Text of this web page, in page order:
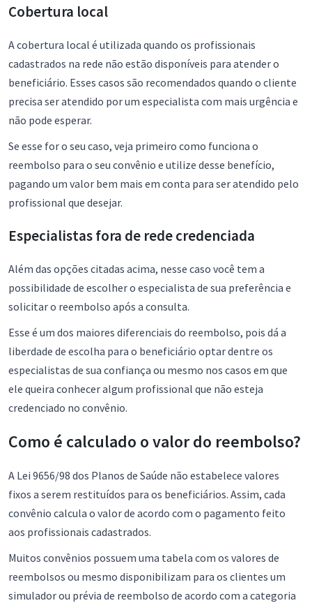
Cobertura local
A cobertura local é utilizada quando os profissionais
cadastrados na rede não estão disponíveis para atender o
beneficiário. Esses casos são recomendados quando o cliente
precisa ser atendido por um especialista com mais urgência e
não pode esperar.
Se esse for o seu caso, veja primeiro como funciona o
reembolso para o seu convênio e utilize desse benefício,
pagando um valor bem mais em conta para ser atendido pelo
profissional que desejar.
Especialistas fora de rede credenciada
Além das opções citadas acima, nesse caso você tem a
possibilidade de escolher o especialista de sua preferência e
solicitar o reembolso após a consulta.
Esse é um dos maiores diferenciais do reembolso, pois dá a
liberdade de escolha para o beneficiário optar dentre os
especialistas de sua confiança ou mesmo nos casos em que
ele queira conhecer algum profissional que não esteja
credenciado no convênio.
Como é calculado o valor do reembolso?
A Lei 9656/98 dos Planos de Saúde não estabelece valores
fixos a serem restituídos para os beneficiários. Assim, cada
convênio calcula o valor de acordo com o pagamento feito
aos profissionais cadastrados.
Muitos convênios possuem uma tabela com os valores de
reembolsos ou mesmo disponibilizam para os clientes um
simulador ou prévia de reembolso de acordo com a categoria